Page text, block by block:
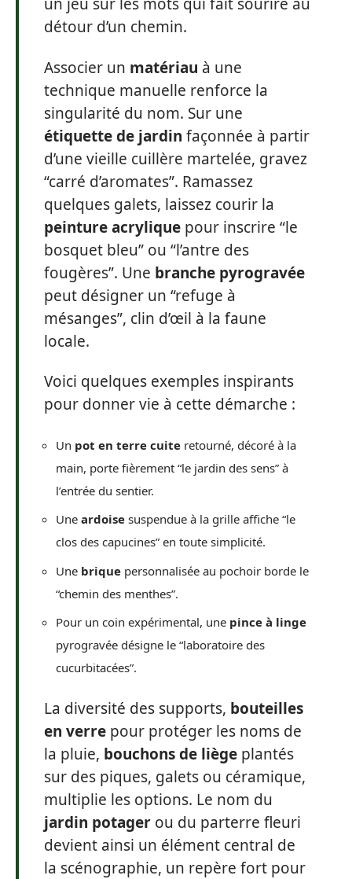
détour d’un chemin.
Associer un matériau à une
technique manuelle renforce la
singularité du nom. Sur une
étiquette de jardin façonnée à partir
d’une vieille cuillère martelée, gravez
“carré d’aromates”. Ramassez
quelques galets, laissez courir la
peinture acrylique pour inscrire “le
bosquet bleu” ou “l’antre des
fougères”. Une branche pyrogravée
peut désigner un “refuge à
mésanges”, clin d’œil à la faune
locale.
Voici quelques exemples inspirants
pour donner vie à cette démarche :
Un pot en terre cuite retourné, décoré à la
main, porte fièrement “le jardin des sens” à
l’entrée du sentier.
Une ardoise suspendue à la grille affiche “le
clos des capucines” en toute simplicité.
Une brique personnalisée au pochoir borde le
“chemin des menthes”.
Pour un coin expérimental, une pince à linge
pyrogravée désigne le “laboratoire des
cucurbitacées”.
La diversité des supports, bouteilles
en verre pour protéger les noms de
la pluie, bouchons de liège plantés
sur des piques, galets ou céramique,
multiplie les options. Le nom du
jardin potager ou du parterre fleuri
devient ainsi un élément central de
la scénographie, un repère fort pour